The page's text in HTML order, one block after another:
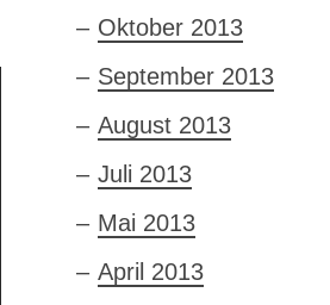
Oktober 2013
September 2013
August 2013
Juli 2013
Mai 2013
April 2013